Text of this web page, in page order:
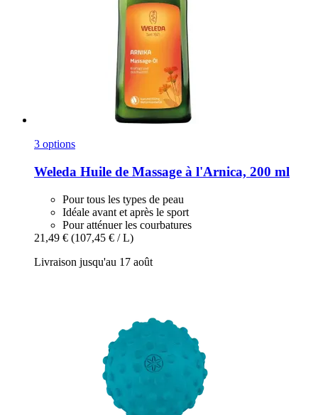
3 options
Weleda Huile de Massage à l'Arnica, 200 ml
Pour tous les types de peau
Idéale avant et après le sport
Pour atténuer les courbatures
21,49 € (107,45 € / L)
Livraison jusqu'au 17 août